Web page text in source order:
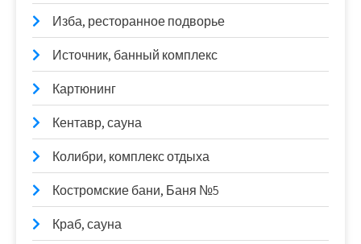
Изба, ресторанное подворье
Источник, банный комплекс
Картюнинг
Кентавр, сауна
Колибри, комплекс отдыха
Костромские бани, Баня №5
Краб, сауна